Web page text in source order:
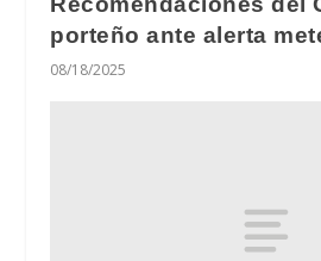
porteño ante alerta
08/18/2025